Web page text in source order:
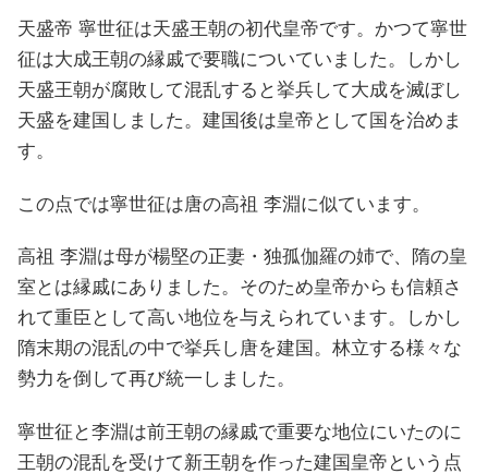
天盛帝 寧世征は天盛王朝の初代皇帝です。かつて寧世
征は大成王朝の縁戚で要職についていました。しかし
天盛王朝が腐敗して混乱すると挙兵して大成を滅ぼし
天盛を建国しました。建国後は皇帝として国を治めま
す。
この点では寧世征は唐の高祖 李淵に似ています。
高祖 李淵は母が楊堅の正妻・独孤伽羅の姉で、隋の皇
室とは縁戚にありました。そのため皇帝からも信頼さ
れて重臣として高い地位を与えられています。しかし
隋末期の混乱の中で挙兵し唐を建国。林立する様々な
勢力を倒して再び統一しました。
寧世征と李淵は前王朝の縁戚で重要な地位にいたのに
王朝の混乱を受けて新王朝を作った建国皇帝という点